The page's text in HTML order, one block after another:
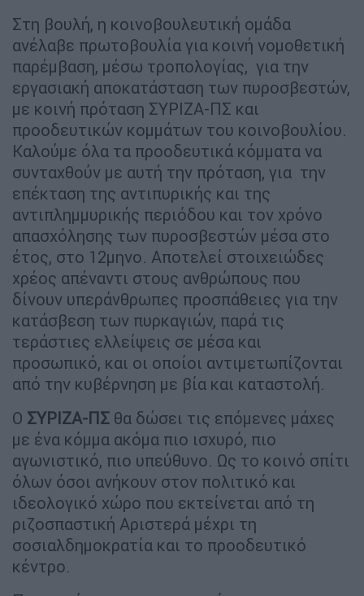
Στη βουλή, η κοινοβουλευτική ομάδα
ανέλαβε πρωτοβουλία για κοινή νομοθετική
παρέμβαση, μέσω τροπολογίας, για την
εργασιακή αποκατάσταση των πυροσβεστών,
με κοινή πρόταση ΣΥΡΙΖΑ-ΠΣ και
προοδευτικών κομμάτων του κοινοβουλίου.
Καλούμε όλα τα προοδευτικά κόμματα να
συνταχθούν με αυτή την πρόταση, για την
επέκταση της αντιπυρικής και της
αντιπλημμυρικής περιόδου και τον χρόνο
απασχόλησης των πυροσβεστών μέσα στο
έτος, στο 12μηνο. Αποτελεί στοιχειώδες
χρέος απέναντι στους ανθρώπους που
δίνουν υπεράνθρωπες προσπάθειες για την
κατάσβεση των πυρκαγιών, παρά τις
τεράστιες ελλείψεις σε μέσα και
προσωπικό, και οι οποίοι αντιμετωπίζονται
από την κυβέρνηση με βία και καταστολή.
Ο ΣΥΡΙΖΑ-ΠΣ θα δώσει τις επόμενες μάχες
με ένα κόμμα ακόμα πιο ισχυρό, πιο
αγωνιστικό, πιο υπεύθυνο. Ως το κοινό σπίτι
όλων όσοι ανήκουν στον πολιτικό και
ιδεολογικό χώρο που εκτείνεται από τη
ριζοσπαστική Αριστερά μέχρι τη
σοσιαλδημοκρατία και το προοδευτικό
κέντρο.